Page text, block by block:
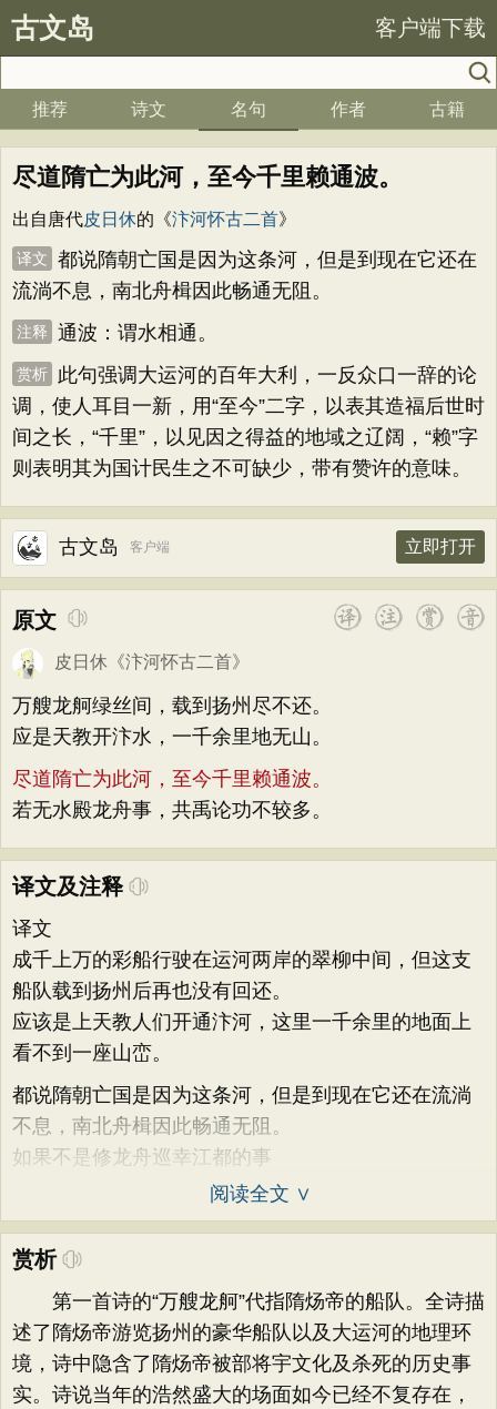
古文岛 客户端下载
推荐 诗文 名句 作者 古籍
尽道隋亡为此河，至今千里赖通波。
出自唐代皮日休的《汴河怀古二首》
译文
都说隋朝亡国是因为这条河，但是到现在它还在
流淌不息，南北舟楫因此畅通无阻。
注释 通波：谓水相通。
赏析
此句强调大运河的百年大利，一反众口一辞的论
调，使人耳目一新，用“至今”二字，以表其造福后世时
间之长，“千里”，以见因之得益的地域之辽阔，“赖”字
则表明其为国计民生之不可缺少，带有赞许的意味。
古文岛 客户端 立即打开
原文
皮日休 《汴河怀古二首》
万艘龙舸绿丝间，载到扬州尽不还。
应是天教开汴水，一千余里地无山。
尽道隋亡为此河，至今千里赖通波。
若无水殿龙舟事，共禹论功不较多。
译文及注释
译文
成千上万的彩船行驶在运河两岸的翠柳中间，但这支
船队载到扬州后再也没有回还。
应该是上天教人们开通汴河，这里一千余里的地面上
看不到一座山峦。
都说隋朝亡国是因为这条河，但是到现在它还在流淌
不息，南北舟楫因此畅通无阻。
如果不是修龙舟巡幸江都的事
阅读全文 ∨
赏析
第一首诗的“万艘龙舸”代指隋炀帝的船队。全诗描
述了隋炀帝游览扬州的豪华船队以及大运河的地理环
境，诗中隐含了隋炀帝被部将宇文化及杀死的历史事
实。诗说当年的浩然盛大的场面如今已经不复存在，